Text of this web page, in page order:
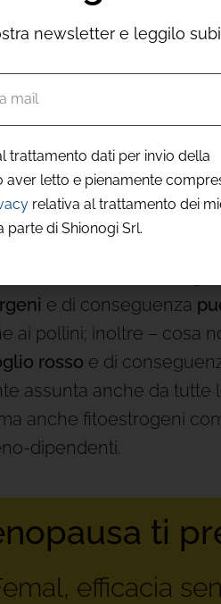
possiamo assumere
clinici attestano
agire come determinati
ma è prolungato,
questo trattamento
“Ma io sono
e di conseguenza
ai pollini; inoltre – cosa
rosso e di
assunta anche da
anche fitoestrogeni
dipendenti.
ti
efficacia
newsletter e leggilo
trattamento dati per invio della
aver letto e pienamente
relativa al trattamento dei
parte di Shionogi Srl.